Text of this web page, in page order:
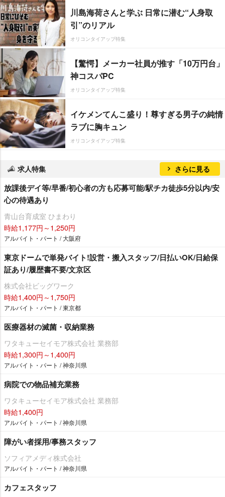
川島海荷さんと学ぶ 日常に潜む“人身取
引”のリアル
オリコンタイアップ特集
【驚愕】メーカー社員が推す「10万円台」
神コスパPC
オリコンタイアップ特集
イケメンてんこ盛り！尊すぎる男子の純情
ラブに胸キュン
オリコンタイアップ特集
求人特集 さらに見る
放課後デイ等/早番/初心者の方も応募可能/駅チカ徒歩5分以内/安
心の待遇あり
青山台育成室 ひまわり
時給1,177円～1,250円
アルバイト・パート / 大阪府
東京ドームで単発バイト!設営・搬入スタッフ/日払いOK/日給保
証あり/履歴書不要/文京区
株式会社ビッグワーク
時給1,400円～1,750円
アルバイト・パート / 東京都
医療器材の滅菌・収納業務
ワタキューセイモア株式会社 業務部
時給1,300円～1,400円
アルバイト・パート / 神奈川県
病院での物品補充業務
ワタキューセイモア株式会社 業務部
時給1,400円
アルバイト・パート / 神奈川県
障がい者採用/事務スタッフ
ソフィアメディ株式会社
アルバイト・パート / 神奈川県
カフェスタッフ